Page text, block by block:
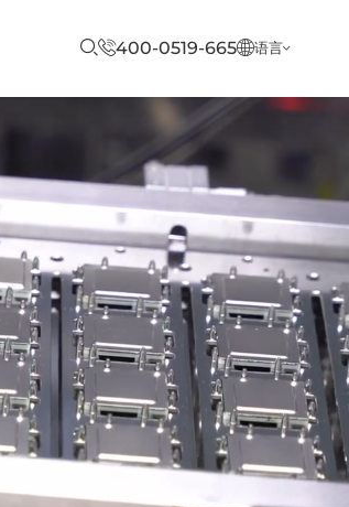
400-0519-665 语言